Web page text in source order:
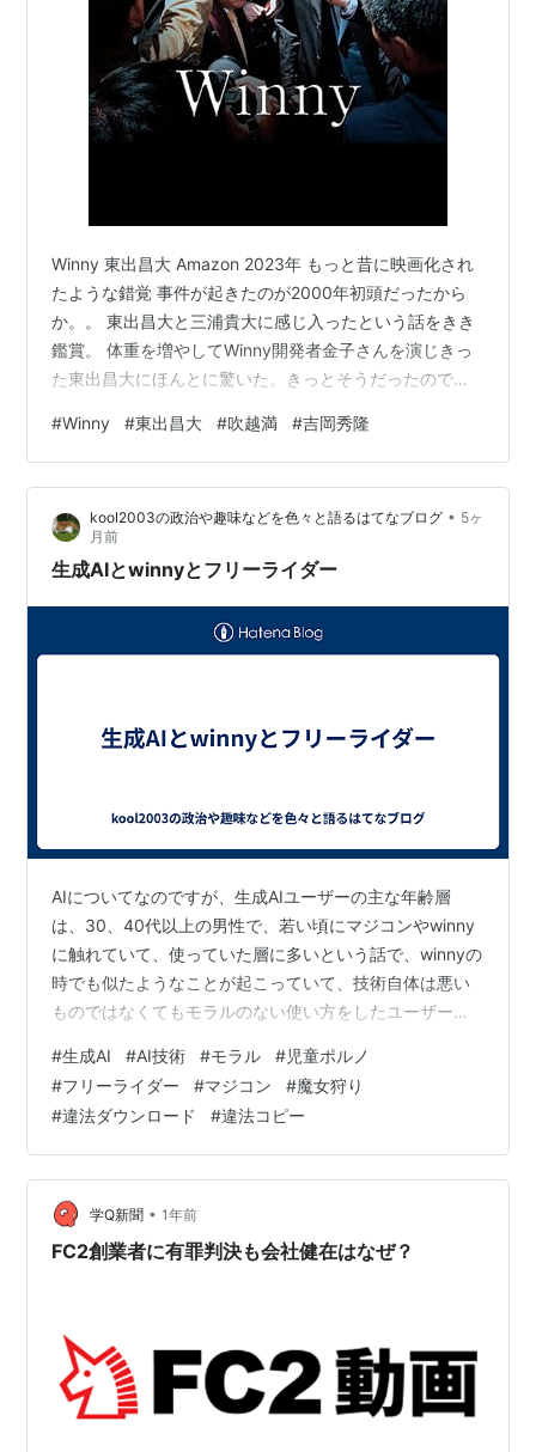
Winny 東出昌大 Amazon 2023年 もっと昔に映画化され
たような錯覚 事件が起きたのが2000年初頭だったから
か。。 東出昌大と三浦貴大に感じ入ったという話をきき
鑑賞。 体重を増やしてWinny開発者金子さんを演じきっ
た東出昌大にほんとに驚いた。きっとそうだったのでは
しない感じ。独特のユーモア。今までみてきた東出氏と
全く感じが違っていた。（むしろ映画の最後に登場する
ほんものの金子氏の姿の方が素朴でオタクっぽさは少な
い。） 金子さんが最高裁で勝訴したことは分かっていな
かった。ちょうど映画の中で語られるように一度有罪判
決を受けてしてしま…
#Winny #東出昌大 #吹越満 #吉岡秀隆
kool2003の政治や趣味などを色々と語るはてなブログ • 5ヶ
月前
生成AIとwinnyとフリーライダー
AIについてなのですが、生成AIユーザーの主な年齢層
は、30、40代以上の男性で、若い頃にマジコンやwinny
に触れていて、使っていた層に多いという話で、winnyの
時でも似たようなことが起こっていて、技術自体は悪い
ものではなくてもモラルのない使い方をしたユーザーが
いたために開発者が無実の罪に問われて潰されて技術の
発展が遅れたということなんですけどwinnyにおいて割れ
厨と呼ばれるフリーライダー達が生成AI関連においても
才能の民主化とか AI魔女狩りとか AIツイフェミという世
迷い言を叫んでいるようで、面の皮の厚さが見えてき
て、こういう人達のせ…
#生成AI #AI技術 #モラル #児童ポルノ
#フリーライダー #マジコン #魔女狩り
#違法ダウンロード #違法コピー
学Q新聞 • 1年前
FC2創業者に有罪判決も会社健在はなぜ？